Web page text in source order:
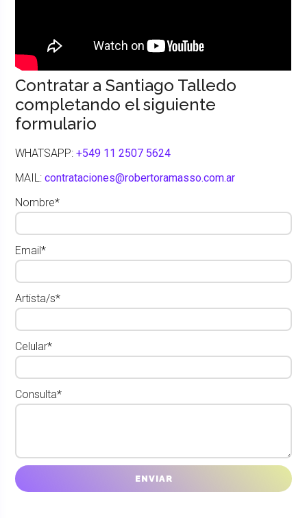
Contratar a Santiago Talledo
completando el siguiente
formulario
WHATSAPP:+549 11 2507 5624
MAIL:contrataciones@robertoramasso.com.ar
Nombre*
Email*
Artista/s*
Celular*
Consulta*